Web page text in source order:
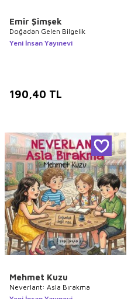
Emir Şimşek
Doğadan Gelen Bilgelik
Yeni İnsan Yayınevi
190,40 TL
Mehmet Kuzu
Neverlant: Asla Bırakma